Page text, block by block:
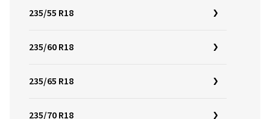
235/55 R18
235/60 R18
235/65 R18
235/70 R18